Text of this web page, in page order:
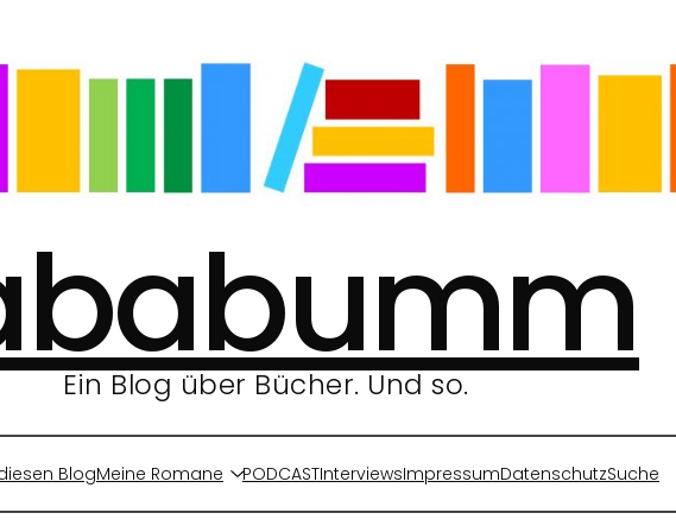
Ein Blog über Bücher. Und so.
BlogMeine Romane PODCASTInterviewsImpressumDatenschutzSuche